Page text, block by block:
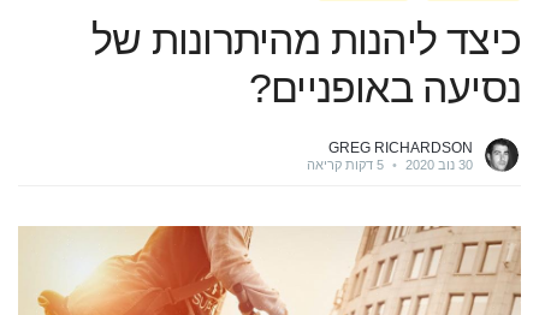
כיצד ליהנות מהיתרונות של
נסיעה באופניים?
GREG RICHARDSON
30 נוב 2020 •